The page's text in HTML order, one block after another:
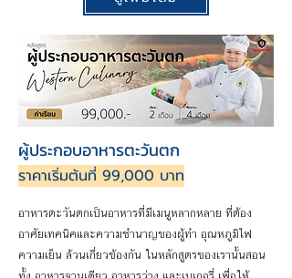
ผู้ประกอบอาหารตะวันตก
ราคาเริ่มต้นที่ 99,000 บาท
อาหารตะวันตกเป็นอาหารที่มีเมนูหลากหลาย ที่ต้อง
อาศัยเทคนิคและความชำนาญของผู้ทำ อุณหภูมิไฟ
ความเย็น ล้วนเกี่ยวข้องกัน ในหลักสูตรของเรานั้นสอน